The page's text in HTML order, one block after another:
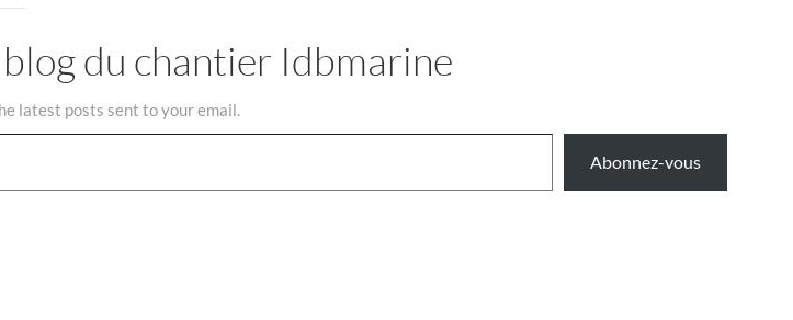
du chantier Idbmarine
latest posts sent to your email.
Abonnez-vous